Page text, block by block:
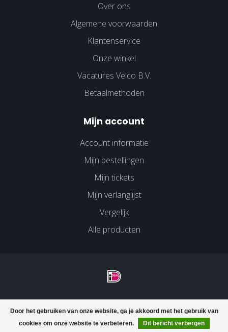
Door het gebruiken van onze website, ga je akkoord met het gebruik van
cookies om onze website te verbeteren.
Dit bericht verbergen
Over ons
Algemene voorwaarden
Klantenservice
Onze winkel
Vacatures Velco B.V.
Betaalmethoden
Mijn account
Account informatie
Mijn bestellingen
Mijn tickets
Mijn verlanglijst
Vergelijk
Alle producten
© Copyright 2026 Velco Huissen - Powered byLightspeed-
Dyvelopment
FILTERS